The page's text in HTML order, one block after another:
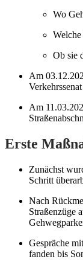
Wo
Ob sie
Am
Am
Erste
Zunächst
Schritt
Nach
Straßenzüge
Gespräche
fanden bis